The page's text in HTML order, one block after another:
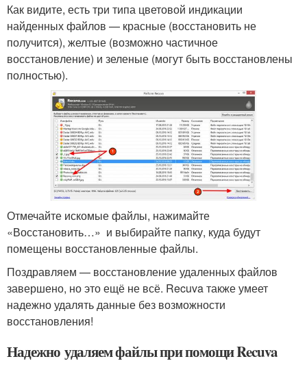
Как видите, есть три типа цветовой индикации
найденных файлов — красные (восстановить не
получится), желтые (возможно частичное
восстановление) и зеленые (могут быть восстановлены
полностью).
Отмечайте искомые файлы, нажимайте
«Восстановить…» и выбирайте папку, куда будут
помещены восстановленные файлы.
Поздравляем — восстановление удаленных файлов
завершено, но это ещё не всё. Recuva также умеет
надежно удалять данные без возможности
восстановления!
Надежно удаляем файлы при помощи Recuva